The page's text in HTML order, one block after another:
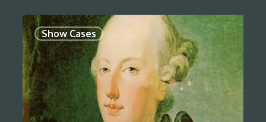
Show Cases
0